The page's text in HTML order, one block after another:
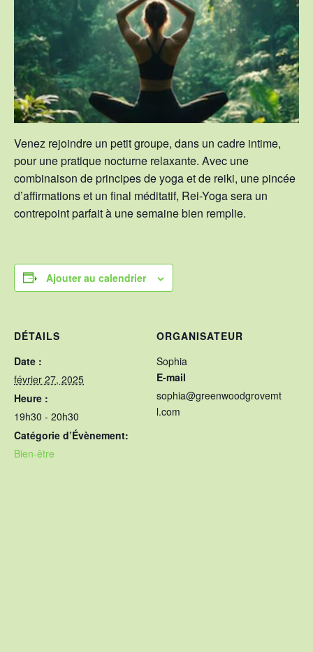
Venez rejoindre un petit groupe, dans un cadre intime,
pour une pratique nocturne relaxante. Avec une
combinaison de principes de yoga et de reiki, une pincée
d’affirmations et un final méditatif, Rei-Yoga sera un
contrepoint parfait à une semaine bien remplie.
Ajouter au calendrier
DÉTAILS
Date :
février 27, 2025
Heure :
19h30 - 20h30
Catégorie d’Évènement:
Bien-être
ORGANISATEUR
Sophia
E-mail
sophia@greenwoodgrovemt
l.com